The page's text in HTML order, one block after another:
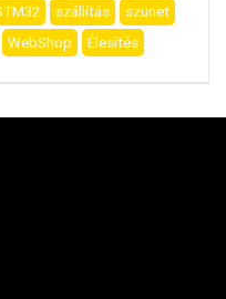
szállítás
szünet
WebShop Élesítés